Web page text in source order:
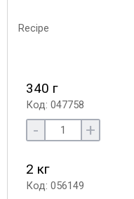
340 г
Код: 047758
- +
2 кг
Код: 056149